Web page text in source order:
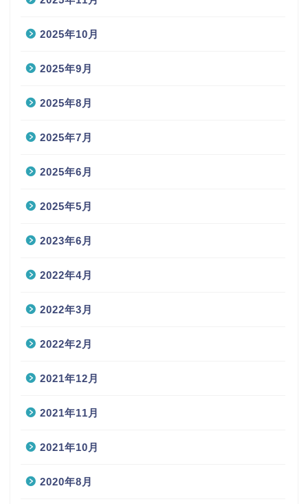
2025年10月
2025年9月
2025年8月
2025年7月
2025年6月
2025年5月
2023年6月
2022年4月
2022年3月
2022年2月
2021年12月
2021年11月
2021年10月
2020年8月